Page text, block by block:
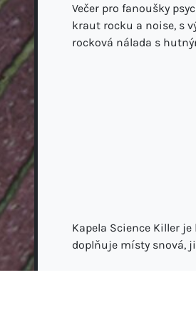
Večer pro fanoušky
kraut rocku a noise, s
rocková nálada s
Kapela Science Killer
doplňuje místy snová,